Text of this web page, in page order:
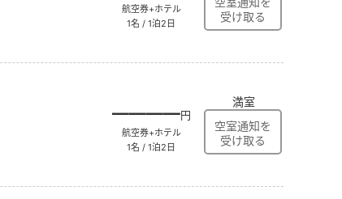
航空券+ホテル
1名 / 1泊2日
――――円
航空券+ホテル
1名 / 1泊2日
満室